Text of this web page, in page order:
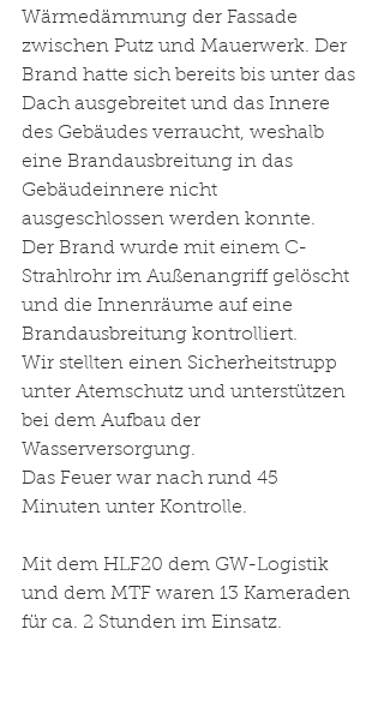
Wärmedämmung der Fassade
zwischen Putz und Mauerwerk. Der
Brand hatte sich bereits bis unter das
Dach ausgebreitet und das Innere
des Gebäudes verraucht, weshalb
eine Brandausbreitung in das
Gebäudeinnere nicht
ausgeschlossen werden konnte.
Der Brand wurde mit einem C-
Strahlrohr im Außenangriff gelöscht
und die Innenräume auf eine
Brandausbreitung kontrolliert.
Wir stellten einen Sicherheitstrupp
unter Atemschutz und unterstützen
bei dem Aufbau der
Wasserversorgung.
Das Feuer war nach rund 45
Minuten unter Kontrolle.
Mit dem HLF20 dem GW-Logistik
und dem MTF waren 13 Kameraden
für ca. 2 Stunden im Einsatz.